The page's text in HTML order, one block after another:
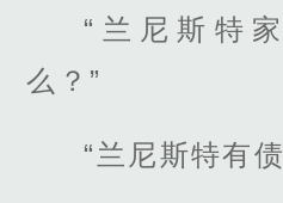
“兰尼斯特
么？”
“兰尼斯特有